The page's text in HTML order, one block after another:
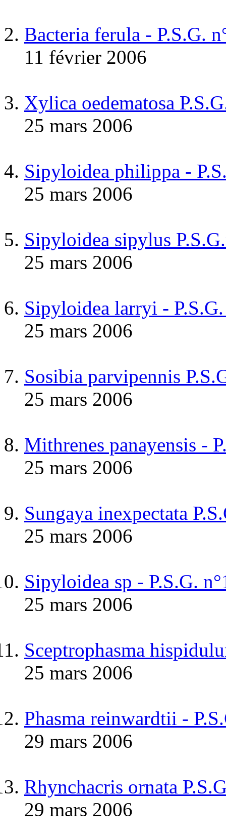
Bacteria ferula - P.S.G.
11 février 2006
Xylica oedematosa
25 mars 2006
Sipyloidea philippa -
25 mars 2006
Sipyloidea sipylus
25 mars 2006
Sipyloidea larryi -
25 mars 2006
Sosibia parvipennis
25 mars 2006
Mithrenes panayensis -
25 mars 2006
Sungaya inexpectata
25 mars 2006
Sipyloidea sp - P.S.G.
25 mars 2006
Sceptrophasma
25 mars 2006
Phasma reinwardtii -
29 mars 2006
Rhynchacris ornata
29 mars 2006